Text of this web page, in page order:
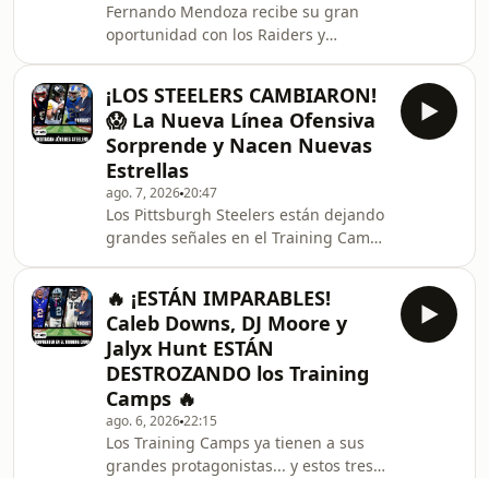
Fernando Mendoza recibe su gran
oportunidad con los Raiders y
lejos está realmente de Kirk Cousins?
En Green Bay,&nbsp;Jordan
Love&nbsp;está mostrando una
conexión cada vez más peligrosa
con&nbsp;Matthew Golden, una
dupla que puede convertirse en una
de las grandes armas ofensivas de los
Packers.Y mientras unos sonríen,
otros se
¡LOS STEELERS CAMBIARON!
😱 La Nueva Línea Ofensiva
Sorprende y Nacen Nuevas
Estrellas
ago. 7, 202620:47
Los Pittsburgh Steelers están dejando
grandes señales en el Training Camp.
en la línea ofensiva que podrían
transformar por completo el ataque,
el crecimiento de Drew Allar y el
impresionante surgimiento de
jóvenes que están llamando la
atención de todo el equipo.¿Está
Roman Wilson listo para explotar?
¿Jamie Bernard se está convirtiendo
en una de las revelacio
🔥 ¡ESTÁN IMPARABLES!
Caleb Downs, DJ Moore y
Jalyx Hunt ESTÁN
DESTROZANDO los Training
Camps 🔥
ago. 6, 202622:15
Los Training Camps ya tienen a sus
grandes protagonistas... y estos tres